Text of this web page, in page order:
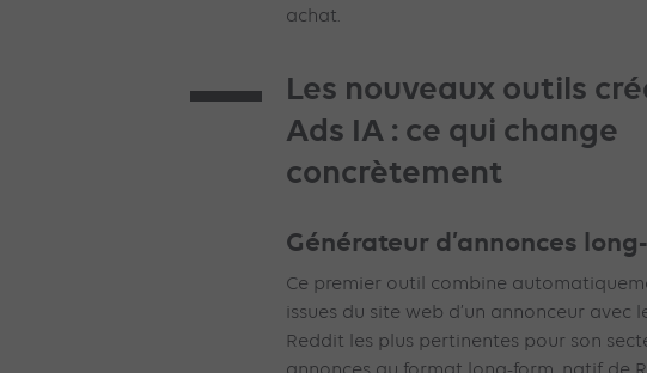
achat.
Les nouveaux outils
Ads IA : ce qui change
concrètement
Générateur d’annonces
Ce premier outil combine
issues du site web d’un annonceur avec
Reddit les plus pertinentes pour son